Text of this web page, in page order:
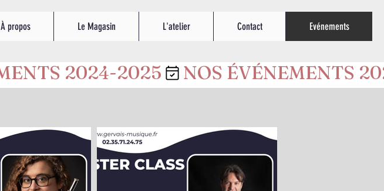
À propos Le Magasin L'atelier Contact Evénements